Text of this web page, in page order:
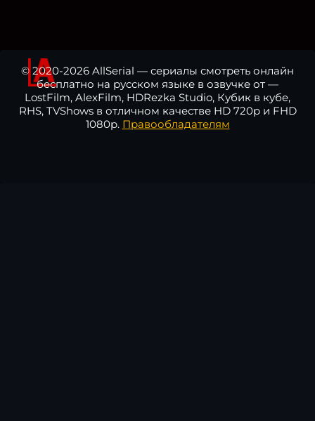
© 2020-2026 AllSerial — сериалы смотреть онлайн
бесплатно на русском языке в озвучке от —
LostFilm, AlexFilm, HDRezka Studio, Кубик в кубе,
RHS, TVShows в отличном качестве HD 720p и FHD
1080p. Правообладателям